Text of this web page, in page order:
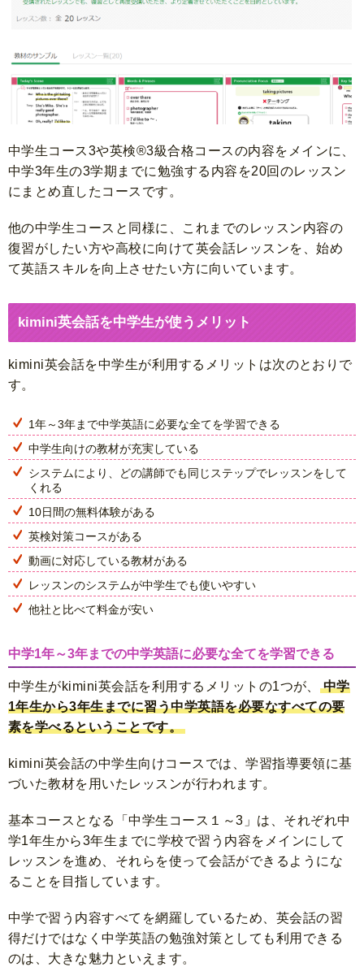
中学生コース3や英検®3級合格コースの内容をメインに、
中学3年生の3学期までに勉強する内容を20回のレッスン
にまとめ直したコースです。
他の中学生コースと同様に、これまでのレッスン内容の
復習がしたい方や高校に向けて英会話レッスンを、始め
て英語スキルを向上させたい方に向いています。
kimini英会話を中学生が使うメリット
kimini英会話を中学生が利用するメリットは次のとおりで
す。
1年～3年まで中学英語に必要な全てを学習できる
中学生向けの教材が充実している
システムにより、どの講師でも同じステップでレッスンをして
くれる
10日間の無料体験がある
英検対策コースがある
動画に対応している教材がある
レッスンのシステムが中学生でも使いやすい
他社と比べて料金が安い
中学1年～3年までの中学英語に必要な全てを学習できる
中学生がkimini英会話を利用するメリットの1つが、
中学
1年生から3年生までに習う中学英語を必要なすべての要
素を学べるということです。
kimini英会話の中学生向けコースでは、学習指導要領に基
づいた教材を用いたレッスンが行われます。
基本コースとなる「中学生コース１～3」は、それぞれ中
学1年生から3年生までに学校で習う内容をメインにして
レッスンを進め、それらを使って会話ができるようにな
ることを目指しています。
中学で習う内容すべてを網羅しているため、英会話の習
得だけではなく中学英語の勉強対策としても利用できる
のは、大きな魅力といえます。